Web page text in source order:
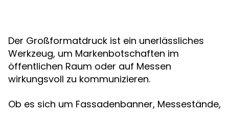
Der Großformatdruck ist ein unerlässliches
Werkzeug, um Markenbotschaften im
öffentlichen Raum oder auf Messen
wirkungsvoll zu kommunizieren.
Ob es sich um Fassadenbanner, Messestände,